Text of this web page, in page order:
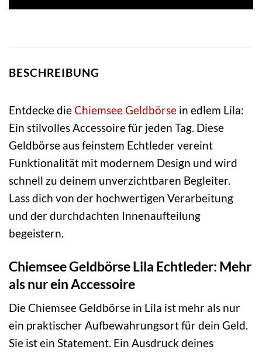
BESCHREIBUNG
Entdecke dieChiemseeGeldbörse in edlem Lila:
Ein stilvolles Accessoire für jeden Tag. Diese
Geldbörse aus feinstem Echtleder vereint
Funktionalität mit modernem Design und wird
schnell zu deinem unverzichtbaren Begleiter.
Lass dich von der hochwertigen Verarbeitung
und der durchdachten Innenaufteilung
begeistern.
Chiemsee Geldbörse Lila Echtleder: Mehr
als nur ein Accessoire
Die Chiemsee Geldbörse in Lila ist mehr als nur
ein praktischer Aufbewahrungsort für dein Geld.
Sie ist ein Statement. Ein Ausdruck deines